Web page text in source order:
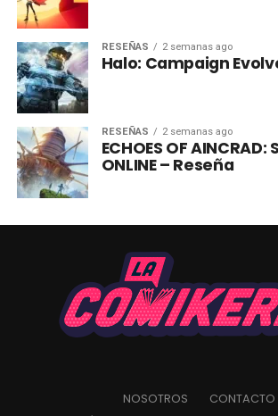
RESEÑAS 2 semanas ago
Halo: Campaign
RESEÑAS 2 semanas ago
ECHOES OF AINCRAD:
ONLINE – Reseña
NOSOTROS
CONTACTO